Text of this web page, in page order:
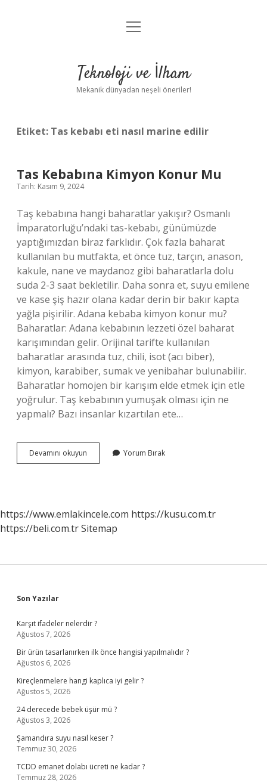
Anasayfa
Yasal Uyarı
menüyü
Teknoloji ve İlham
Mekanik dünyadan neşeli öneriler!
Etiket: Tas kebabı eti nasıl marine edilir
Tas Kebabına Kimyon Konur Mu
Tarih: Kasım 9, 2024
Taş kebabına hangi baharatlar yakışır? Osmanlı
İmparatorluğu’ndaki tas-kebabı, günümüzde
yaptığımızdan biraz farklıdır. Çok fazla baharat
kullanılan bu mutfakta, et önce tuz, tarçın, anason,
kakule, nane ve maydanoz gibi baharatlarla dolu
suda 2-3 saat bekletilir. Daha sonra et, suyu emilene
ve kase şiş hazır olana kadar derin bir bakır kapta
yağla pişirilir. Adana kebaba kimyon konur mu?
Baharatlar: Adana kebabının lezzeti özel baharat
karışımından gelir. Orijinal tarifte kullanılan
baharatlar arasında tuz, chili, isot (acı biber),
kimyon, karabiber, sumak ve yenibahar bulunabilir.
Baharatlar homojen bir karışım elde etmek için etle
yoğrulur. Taş kebabının yumuşak olması için ne
yapmalı? Bazı insanlar kızartılan ete…
Devamını okuyun
Kebabına
Yorum Bırak
https://www.emlakincele.com https://kusu.com.tr
https://beli.com.trSitemap
Sidebar
Son Yazılar
Karşıt ifadeler nelerdir ?
Ağustos 7, 2026
Bir ürün tasarlanırken ilk önce hangisi yapılmalıdır ?
Ağustos 6, 2026
Kireçlenmelere hangi kaplıca iyi gelir ?
Ağustos 5, 2026
24 derecede bebek üşür mü ?
Ağustos 3, 2026
Şamandıra suyu nasıl keser ?
Temmuz 30, 2026
TCDD emanet dolabı ücreti ne kadar ?
Temmuz 28, 2026